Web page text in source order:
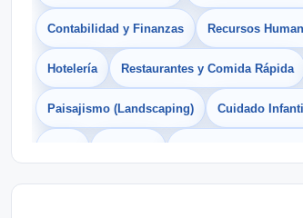
Contabilidad y Finanzas Recursos
Hotelería Restaurantes y Comida Rápida
Paisajismo (Landscaping) Cuidado
Freelance Prácticas (Internships)